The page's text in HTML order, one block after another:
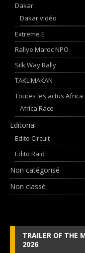
Dakar
Dakar vidéo
Extreme E
Rallye Maroc NPO
Silk Way Rally
TAKLIMAKAN
Toutes les actus Africa
Africa Race
Editorial
Edito Circuit
Edito Raid
Non catégorisé
Non classé
TRAILER OF THE
2026